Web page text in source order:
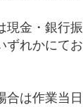
現金・銀行
ずれかにて
合は作業当